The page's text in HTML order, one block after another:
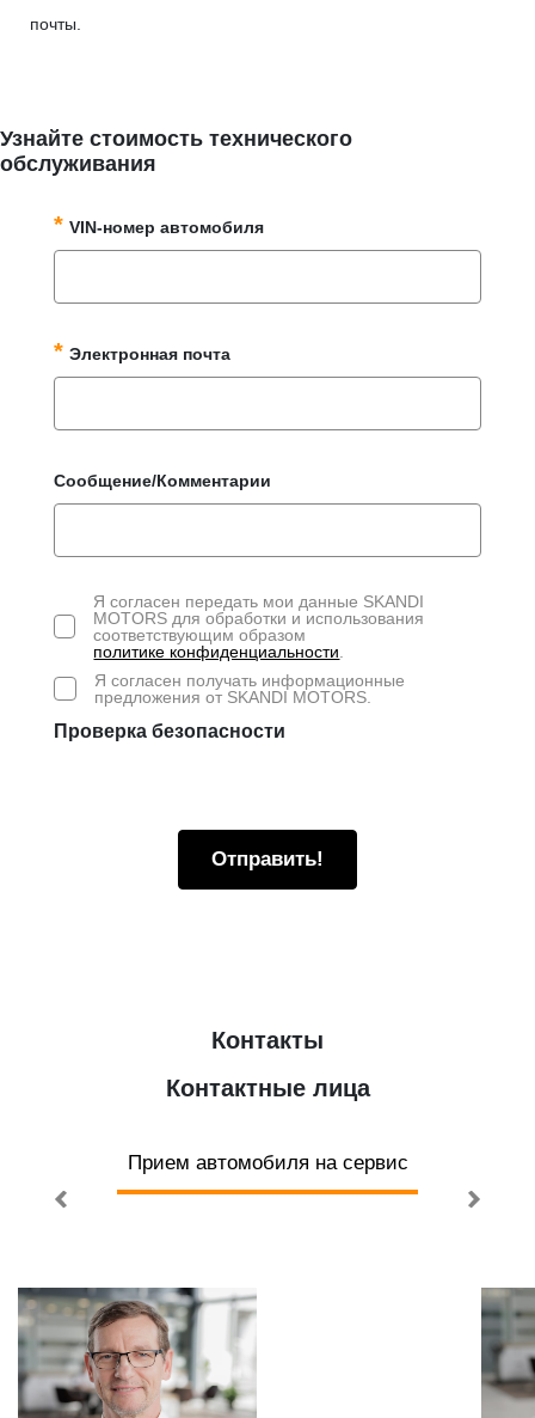
почты.
Узнайте стоимость технического
обслуживания
VIN-номер автомобиля
Электронная почта
Сообщение/Комментарии
Я согласен передать мои данные SKANDI
MOTORS для обработки и использования
соответствующим образом
политике конфиденциальности
Я согласен получать информационные
предложения от SKANDI MOTORS.
Проверка безопасности
Отправить!
Контакты
Контактные лица
Прием автомобиля на сервис